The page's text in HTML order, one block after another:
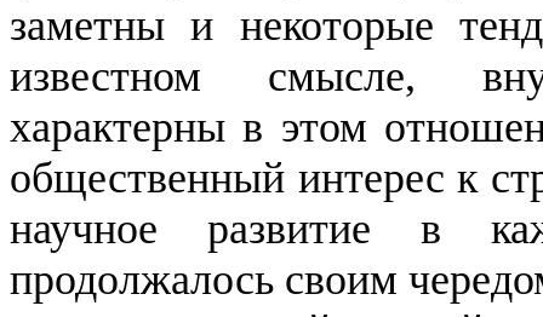
заметны и некоторые
известном смысле,
характерны в этом
общественный интерес к
научное развитие в
продолжалось своим